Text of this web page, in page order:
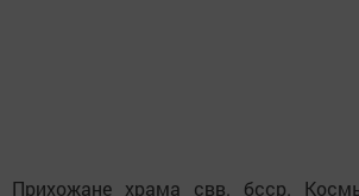
Прихожане храма свв. бсср.